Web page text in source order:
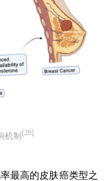
机制 [20]
最高的皮肤癌类型之